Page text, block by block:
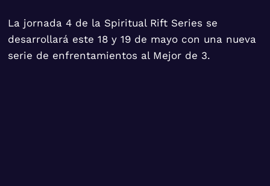
La jornada 4 de la Spiritual Rift Series se
desarrollará este 18 y 19 de mayo con una nueva
serie de enfrentamientos al Mejor de 3.